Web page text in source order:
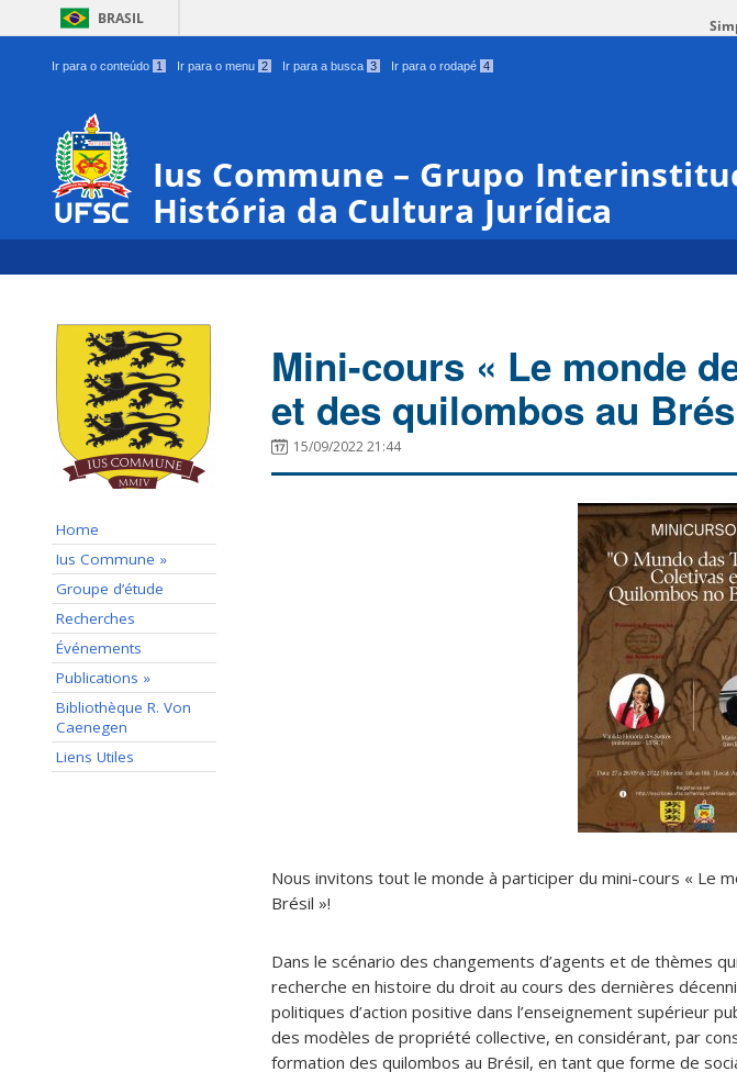
BRASIL
Ir para o conteúdo 1 Ir para o menu 2 Ir para a busca 3 Ir para o rodapé 4
Ius Commune – Grupo
História da Cultura Jurídica
Home
Ius Commune »
Groupe d’étude
Recherches
Événements
Publications »
Bibliothèque R. Von
Caenegen
Liens Utiles
Mini-cours « Le monde
et des quilombos au
15/09/2022 21:44
Nous invitons tout le monde à participer du mini-cours « Le
Brésil »!
Dans le scénario des changements d’agents et de thèmes
recherche en histoire du droit au cours des dernières
politiques d’action positive dans l’enseignement supérieur
des modèles de propriété collective, en considérant, par
formation des quilombos au Brésil, en tant que forme de